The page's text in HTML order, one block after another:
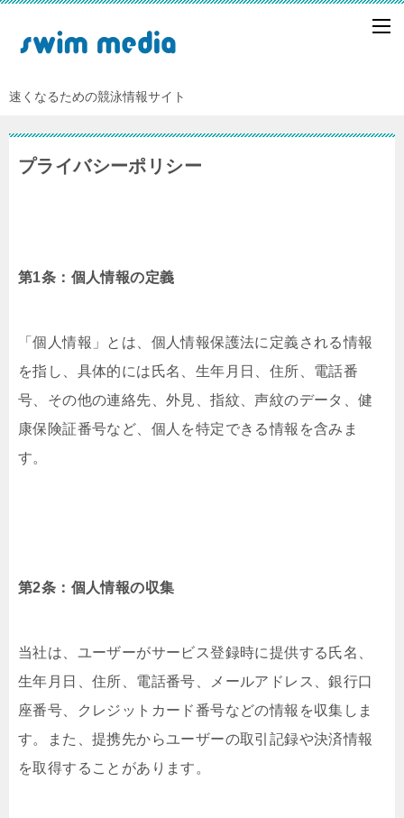
速くなるための競泳情報サイト
プライバシーポリシー
第1条：個人情報の定義
「個人情報」とは、個人情報保護法に定義される情報
を指し、具体的には氏名、生年月日、住所、電話番
号、その他の連絡先、外見、指紋、声紋のデータ、健
康保険証番号など、個人を特定できる情報を含みま
す。
第2条：個人情報の収集
当社は、ユーザーがサービス登録時に提供する氏名、
生年月日、住所、電話番号、メールアドレス、銀行口
座番号、クレジットカード番号などの情報を収集しま
す。また、提携先からユーザーの取引記録や決済情報
を取得することがあります。